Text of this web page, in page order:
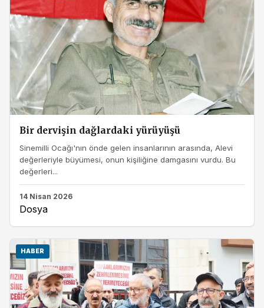
Bir dervişin dağlardaki yürüyüşü
Sinemilli Ocağı'nın önde gelen insanlarının arasında, Alevi
değerleriyle büyümesi, onun kişiliğine damgasını vurdu. Bu
değerleri...
14 Nisan 2026
Dosya
HABER